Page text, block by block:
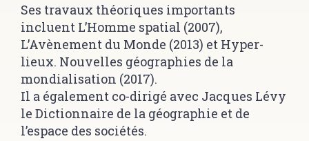
Ses travaux théoriques importants
incluent L’Homme spatial (2007),
L’Avènement du Monde (2013) et Hyper-
lieux. Nouvelles géographies de la
mondialisation (2017).
Il a également co-dirigé avec Jacques Lévy
le Dictionnaire de la géographie et de
l’espace des sociétés.